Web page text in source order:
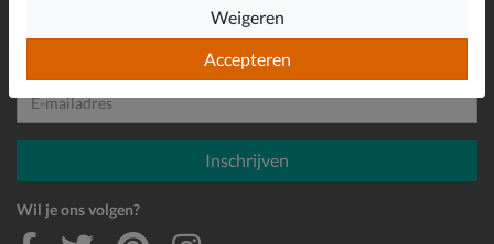
Schrijf je in voor de Shoemixx nieuwsbrief en ontvang €10,-
E-mailadres
Inschrijven
Wil je ons volgen?
Accepteren
Weigeren